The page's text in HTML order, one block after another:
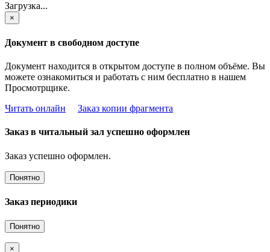
Загрузка...
×
Документ в свободном доступе
Документ находится в открытом доступе в полном объёме. Вы
можете ознакомиться и работать с ним бесплатно в нашем
Просмотрщике.
Читать онлайн
Заказ копии фрагмента
Заказ в читальный зал успешно оформлен
Заказ успешно оформлен.
Понятно
Заказ периодики
Понятно
×